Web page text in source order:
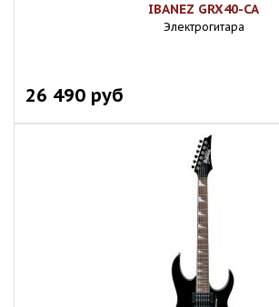
IBANEZ GRX40-CA
Электрогитара
26 490 руб